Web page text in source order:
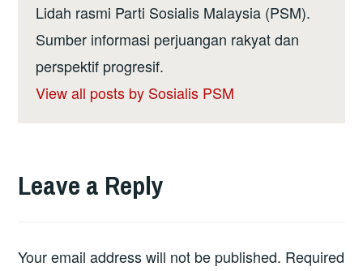
Lidah rasmi Parti Sosialis Malaysia (PSM).
Sumber informasi perjuangan rakyat dan
perspektif progresif.
View all posts by Sosialis PSM
Leave a Reply
Your email address will not be published. Required